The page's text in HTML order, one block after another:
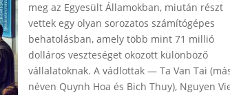
meg az Egyesült Államokban, miután részt
vettek egy olyan sorozatos számítógépes
behatolásban, amely több mint 71 millió
dolláros veszteséget okozott különböző
vállalatoknak. A vádlottak — Ta Van Tai
néven Quynh Hoa és Bich Thuy), Nguyen